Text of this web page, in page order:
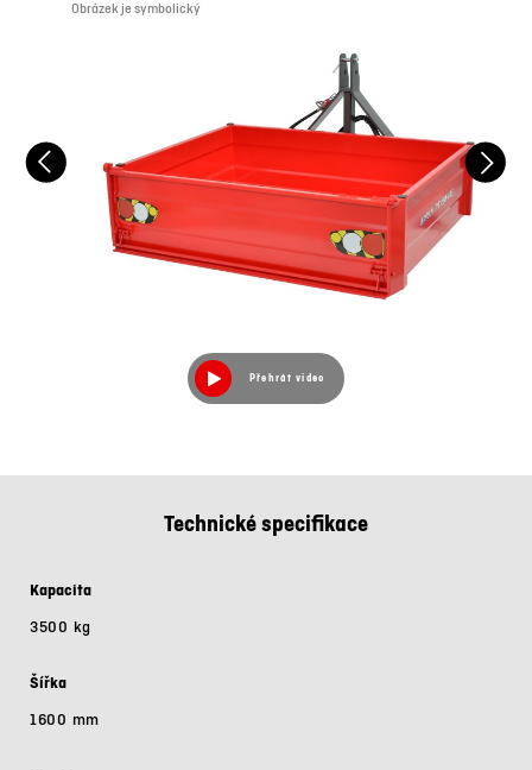
Obrázek je symbolický
Přehrát video
Technické specifikace
Kapacita
3500 kg
Šířka
1600 mm